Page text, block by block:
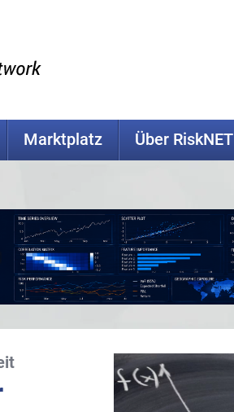
Marktplatz Über RiskNET